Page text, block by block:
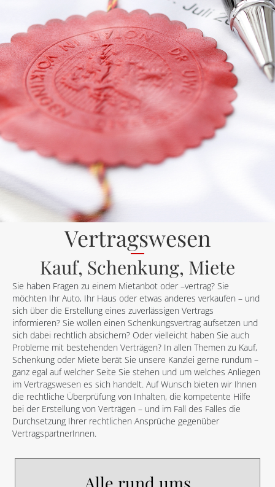
Vertragswesen
Kauf, Schenkung, Miete
Sie haben Fragen zu einem Mietanbot oder –vertrag? Sie
möchten Ihr Auto, Ihr Haus oder etwas anderes verkaufen – und
sich über die Erstellung eines zuverlässigen Vertrags
informieren? Sie wollen einen Schenkungsvertrag aufsetzen und
sich dabei rechtlich absichern? Oder vielleicht haben Sie auch
Probleme mit bestehenden Verträgen? In allen Themen zu Kauf,
Schenkung oder Miete berät Sie unsere Kanzlei gerne rundum –
ganz egal auf welcher Seite Sie stehen und um welches Anliegen
im Vertragswesen es sich handelt. Auf Wunsch bieten wir Ihnen
die rechtliche Überprüfung von Inhalten, die kompetente Hilfe
bei der Erstellung von Verträgen – und im Fall des Falles die
Durchsetzung Ihrer rechtlichen Ansprüche gegenüber
VertragspartnerInnen.
Alle rund ums